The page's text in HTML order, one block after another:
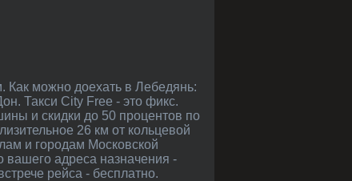
Такси City Free - это фикс.
и скидки до 50 процентов по
26 км от кольцевой
и городам Московской
вашего адреса назначения -
рейса - бесплатно.